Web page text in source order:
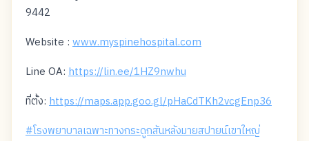
9442
Website : www.myspinehospital.com
Line OA: https://lin.ee/1HZ9nwhu
ที่ตั้ง: https://maps.app.goo.gl/pHaCdTKh2vcgEnp36
#โรงพยาบาลเฉพาะทางกระดูกสันหลังมายสปายน์เขาใหญ่